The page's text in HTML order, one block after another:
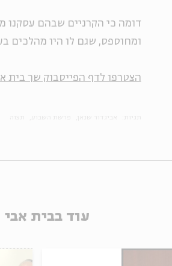
דומה כי הקרניים שבהם עסקנו
ומחוספס, שגם לו היו מהלכים
הצטרפו לדף הפייסבוק שך בית
עוד בבית אבי